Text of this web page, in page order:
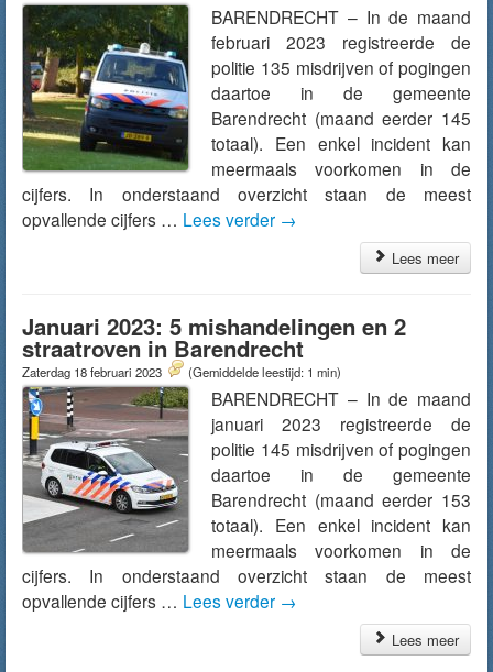
BARENDRECHT – In de maand
februari 2023 registreerde de
politie 135 misdrijven of pogingen
daartoe in de gemeente
Barendrecht (maand eerder 145
totaal). Een enkel incident kan
meermaals voorkomen in de
cijfers. In onderstaand overzicht staan de meest
opvallende cijfers … Lees verder →
Lees meer
Januari 2023: 5 mishandelingen en 2
straatroven in Barendrecht
Zaterdag 18 februari 2023 (Gemiddelde leestijd: 1 min)
BARENDRECHT – In de maand
januari 2023 registreerde de
politie 145 misdrijven of pogingen
daartoe in de gemeente
Barendrecht (maand eerder 153
totaal). Een enkel incident kan
meermaals voorkomen in de
cijfers. In onderstaand overzicht staan de meest
opvallende cijfers … Lees verder →
Lees meer